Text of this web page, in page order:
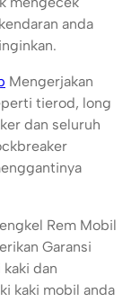
anda
Mengerjakan
tierod, long
dan seluruh
Rem Mobil
Garansi
dan
kaki mobil anda